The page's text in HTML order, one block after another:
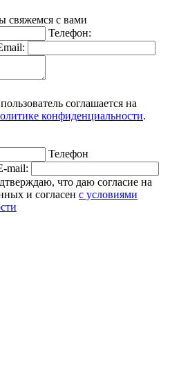
свяжемся с вами
Телефон:
соглашается на
конфиденциальности.
Телефон
mail:
что даю согласие на
и согласен с условиями